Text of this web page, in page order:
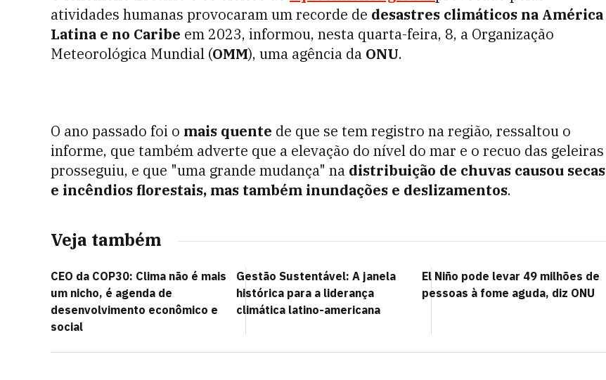
atividades humanas provocaram um recorde de desastres climáticos na América
Latina e no Caribe em 2023, informou, nesta quarta-feira, 8, a Organização
Meteorológica Mundial (OMM), uma agência da ONU.
O ano passado foi o mais quente de que se tem registro na região, ressaltou o
informe, que também adverte que a elevação do nível do mar e o recuo das geleiras
prosseguiu, e que "uma grande mudança" na distribuição de chuvas causou secas
e incêndios florestais, mas também inundações e deslizamentos.
Veja também
CEO da COP30: Clima não é mais
um nicho, é agenda de
desenvolvimento econômico e
social
Gestão Sustentável: A janela
histórica para a liderança
climática latino-americana
El Niño pode levar 49 milhões de
pessoas à fome aguda, diz ONU